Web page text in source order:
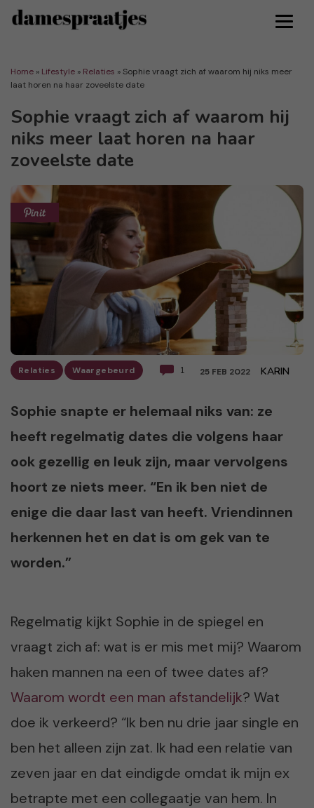
Home » Lifestyle » Relaties »Sophie vraagt zich af waarom hij niks meer
laat horen na haar zoveelste date
Sophie vraagt zich af waarom hij
niks meer laat horen na haar
zoveelste date
Relaties Waargebeurd 1 25 FEB 2022 KARIN
Sophie snapte er helemaal niks van: ze
heeft regelmatig dates die volgens haar
ook gezellig en leuk zijn, maar vervolgens
hoort ze niets meer. “En ik ben niet de
enige die daar last van heeft. Vriendinnen
herkennen het en dat is om gek van te
worden.”
Regelmatig kijkt Sophie in de spiegel en
vraagt zich af: wat is er mis met mij? Waarom
haken mannen na een of twee dates af?
Waarom wordt een man afstandelijk? Wat
doe ik verkeerd? “Ik ben nu drie jaar single en
ben het alleen zijn zat. Ik had een relatie van
zeven jaar en dat eindigde omdat ik mijn ex
betrapte met een collegaatje van hem. In